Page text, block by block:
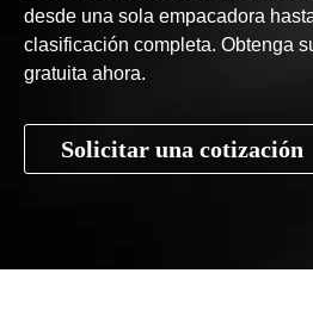
desde una sola empacadora
clasificación completa. Obtenga
gratuita ahora.
Solicitar una cotización